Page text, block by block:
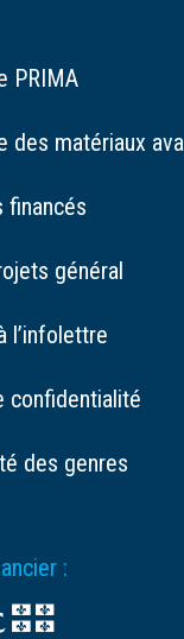
PRIMA
des matériaux
financés
général
l’infolettre
confidentialité
des genres
: